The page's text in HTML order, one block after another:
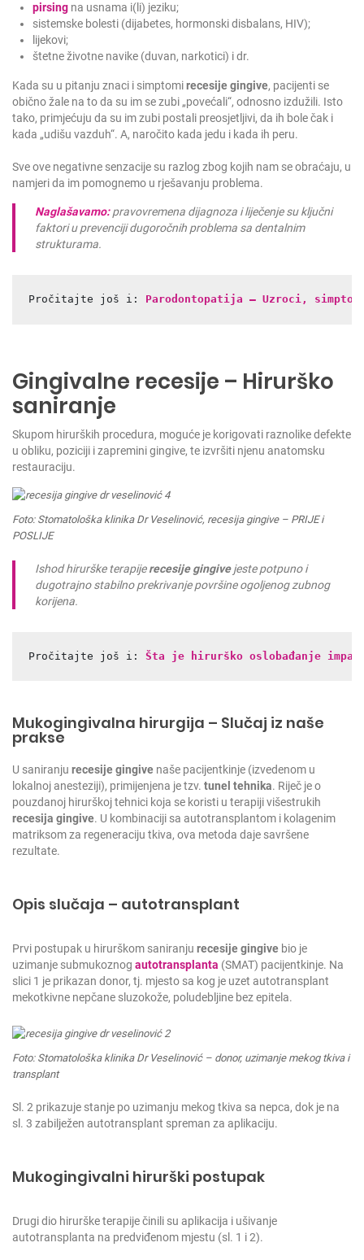
pirsing na usnama i(li) jeziku;
sistemske bolesti (dijabetes, hormonski disbalans, HIV);
lijekovi;
štetne životne navike (duvan, narkotici) i dr.
Kada su u pitanju znaci i simptomirecesije gingive, pacijenti se
obično žale na to da su im se zubi „povećali“, odnosno izdužili. Isto
tako, primjećuju da su im zubi postali preosjetljivi, da ih bole čak i
kada „udišu vazduh“. A, naročito kada jedu i kada ih peru.
Sve ove negativne senzacije su razlog zbog kojih nam se obraćaju, u
namjeri da im pomognemo u rješavanju problema.
Naglašavamo: pravovremena dijagnoza i liječenje su ključni
faktori u prevenciji dugoročnih problema sa dentalnim
strukturama.
Pročitajte još i: Parodontopatija – Uzroci,
Gingivalne recesije – Hirurško
saniranje
Skupom hirurških procedura, moguće je korigovati raznolike defekte
u obliku, poziciji i zapremini gingive, te izvršiti njenu anatomsku
restauraciju.
Foto: Stomatološka klinika Dr Veselinović, recesija gingive – PRIJE i
POSLIJE
Ishod hirurške terapijerecesije gingivejeste potpuno i
dugotrajno stabilno prekrivanje površine ogoljenog zubnog
korijena.
Pročitajte još i: Šta je hirurško oslobađanje
Mukogingivalna hirurgija – Slučaj iz naše
prakse
U saniranju recesije gingive naše pacijentkinje (izvedenom u
lokalnoj anesteziji), primijenjena je tzv. tunel tehnika. Riječ je o
pouzdanoj hirurškoj tehnici koja se koristi u terapiji višestrukih
recesija gingive. U kombinaciji sa autotransplantom i kolagenim
matriksom za regeneraciju tkiva, ova metoda daje savršene
rezultate.
Opis slučaja – autotransplant
Prvi postupak u hirurškom saniranju recesije gingive bio je
uzimanje submukoznog autotransplanta (SMAT) pacijentkinje. Na
slici 1 je prikazan donor, tj. mjesto sa kog je uzet autotransplant
mekotkivne nepčane sluzokože, poludebljine bez epitela.
Foto: Stomatološka klinika Dr Veselinović – donor, uzimanje mekog tkiva i
transplant
Sl. 2 prikazuje stanje po uzimanju mekog tkiva sa nepca, dok je na
sl. 3 zabilježen autotransplant spreman za aplikaciju.
Mukogingivalni hirurški postupak
Drugi dio hirurške terapije činili su aplikacija i ušivanje
autotransplanta na predviđenom mjestu (sl. 1 i 2).